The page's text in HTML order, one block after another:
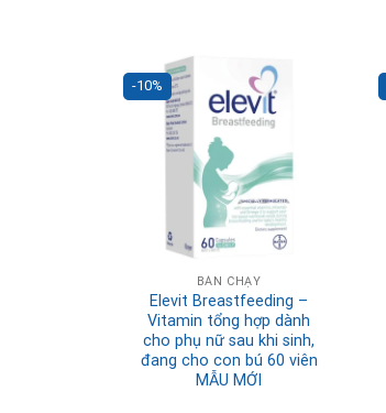
-10%
BÁN CHẠY
Elevit Breastfeeding –
Vitamin tổng hợp dành
cho phụ nữ sau khi sinh,
đang cho con bú 60 viên
MẪU MỚI